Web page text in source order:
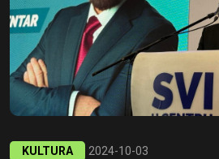
KULTURA 2024-10-03